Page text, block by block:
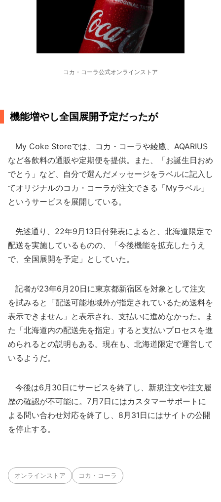
コカ・コーラ公式オンラインストア
機能増やし全国展開予定だったが
My Coke Storeでは、コカ・コーラや綾鷹、AQARIUS
など各飲料の通販や定期便を提供。また、「お誕生日おめ
でとう」など、自分で選んだメッセージをラベルに記入し
てオリジナルのコカ・コーラが注文できる「Myラベル」
というサービスを展開している。
先述通り、22年9月13日付発表によると、北海道限定で
配送を実施しているものの、「今後機能を拡充したうえ
で、全国展開を予定」としていた。
記者が23年6月20日に東京都新宿区を対象として注文
を試みると「配送可能地域外が指定されているため送料を
表示できません」と表示され、支払いに進めなかった。ま
た「北海道内の配送先を指定」すると支払いプロセスを進
められるとの説明もある。現在も、北海道限定で運営して
いるようだ。
今後は6月30日にサービスを終了し、新規注文や注文履
歴の確認が不可能に。7月7日にはカスタマーサポートに
よる問い合わせ対応を終了し、8月31日にはサイトの公開
を停止する。
オンラインストア コカ・コーラ